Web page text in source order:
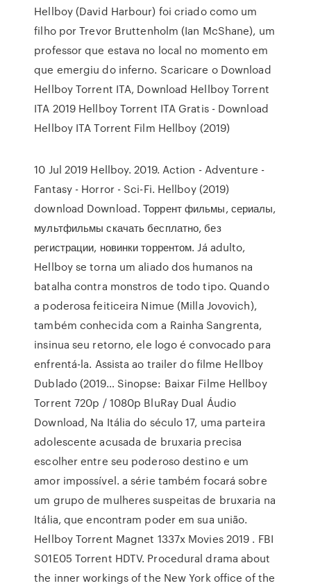
Hellboy (David Harbour) foi criado como um
filho por Trevor Bruttenholm (Ian McShane), um
professor que estava no local no momento em
que emergiu do inferno. Scaricare o Download
Hellboy Torrent ITA, Download Hellboy Torrent
ITA 2019 Hellboy Torrent ITA Gratis - Download
Hellboy ITA Torrent Film Hellboy (2019)
10 Jul 2019 Hellboy. 2019. Action - Adventure -
Fantasy - Horror - Sci-Fi. Hellboy (2019)
download Download. Торрент фильмы, сериалы,
мультфильмы скачать бесплатно, без
регистрации, новинки торрентом. Já adulto,
Hellboy se torna um aliado dos humanos na
batalha contra monstros de todo tipo. Quando
a poderosa feiticeira Nimue (Milla Jovovich),
também conhecida com a Rainha Sangrenta,
insinua seu retorno, ele logo é convocado para
enfrentá-la. Assista ao trailer do filme Hellboy
Dublado (2019… Sinopse: Baixar Filme Hellboy
Torrent 720p / 1080p BluRay Dual Áudio
Download, Na Itália do século 17, uma parteira
adolescente acusada de bruxaria precisa
escolher entre seu poderoso destino e um
amor impossível. a série também focará sobre
um grupo de mulheres suspeitas de bruxaria na
Itália, que encontram poder em sua união.
Hellboy Torrent Magnet 1337x Movies 2019 . FBI
S01E05 Torrent HDTV. Procedural drama about
the inner workings of the New York office of the